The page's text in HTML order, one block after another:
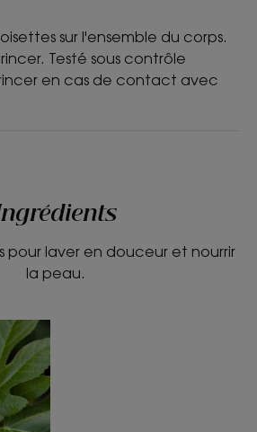
: +24 % après 21 jours — test de
97 % de satisfaction — test de satisfaction
sur l'ensemble du corps.
rincer. Testé sous contrôle
en cas de contact avec
pour laver en douceur et nourrir
la peau.